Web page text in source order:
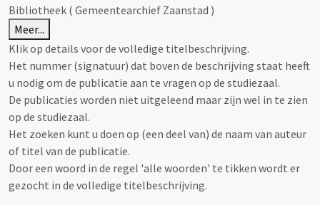
Bibliotheek ( Gemeentearchief Zaanstad )
Meer...
Klik op details voor de volledige titelbeschrijving.
Het nummer (signatuur) dat boven de beschrijving staat heeft
u nodig om de publicatie aan te vragen op de studiezaal.
De publicaties worden niet uitgeleend maar zijn wel in te zien
op de studiezaal.
Het zoeken kunt u doen op (een deel van) de naam van auteur
of titel van de publicatie.
Door een woord in de regel 'alle woorden' te tikken wordt er
gezocht in de volledige titelbeschrijving.